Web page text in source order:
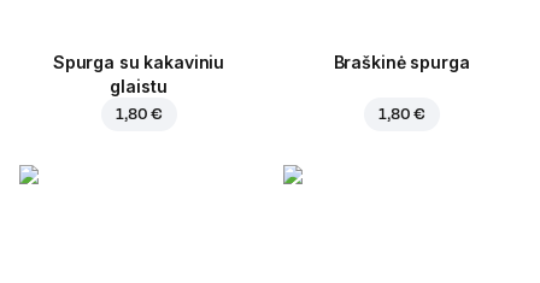
Spurga su kakaviniu
glaistu
1,80 €
Braškinė spurga
1,80 €